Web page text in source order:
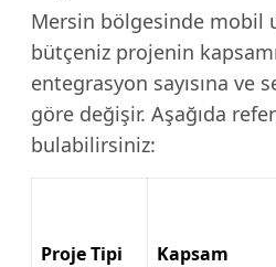
Mersin bölgesinde mobil
bütçeniz projenin
entegrasyon sayısına ve
göre değişir. Aşağıda
bulabilirsiniz:
Proje Tipi Kapsam